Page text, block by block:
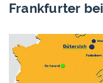
Frankfurter